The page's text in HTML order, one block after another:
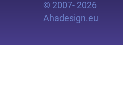
© 2007- 2026
Ahadesign.eu